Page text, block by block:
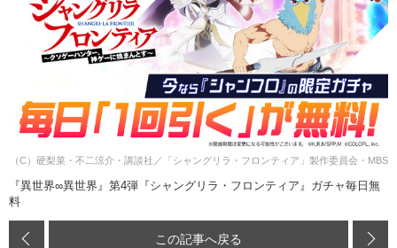
（C）硬梨菜・不二涼介・講談社／「シャングリラ・フロンティア」製作委員会・MBS
『異世界∞異世界』第4弾『シャングリラ・フロンティア』ガチャ毎日無
料
この記事へ戻る